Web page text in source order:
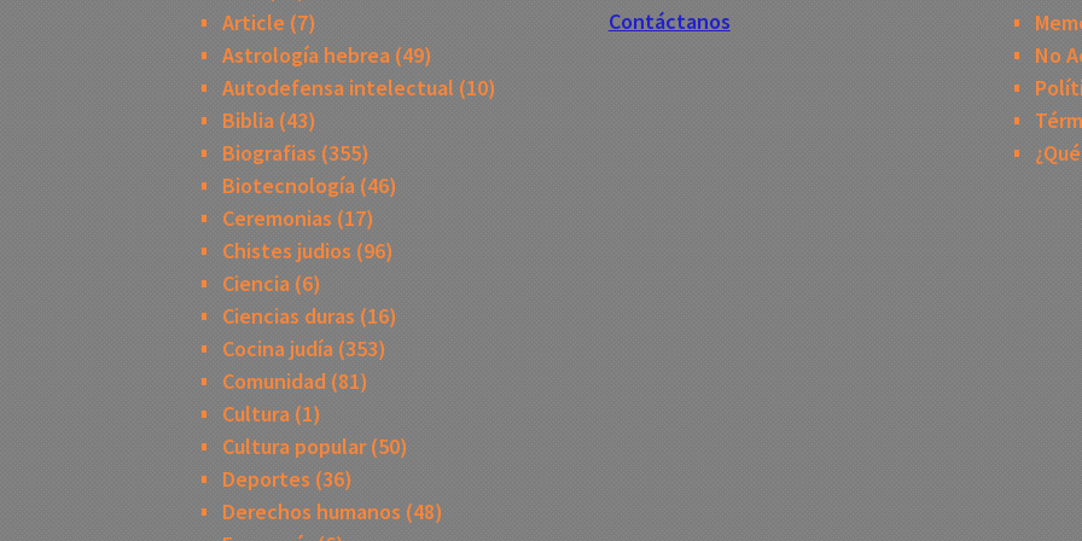
Article (7)
Astrología hebrea (49)
Autodefensa intelectual (10)
Biblia (43)
Biografias (355)
Biotecnología (46)
Ceremonias (17)
Chistes judios (96)
Ciencia (6)
Ciencias duras (16)
Cocina judía (353)
Comunidad (81)
Cultura (1)
Cultura popular(50)
Deportes (36)
Derechos humanos (48)
Contáctanos
No